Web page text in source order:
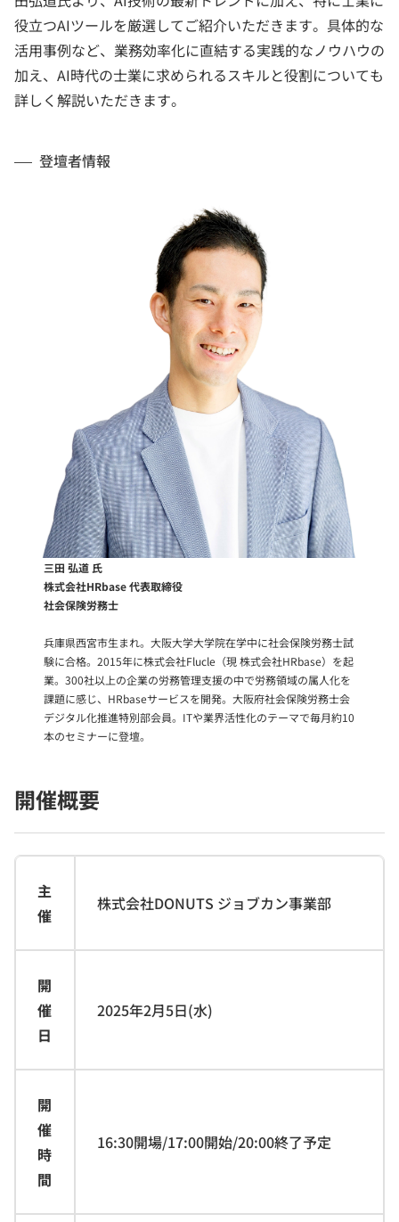
役立つAIツールを厳選してご紹介いただきます。具体的な
活用事例など、業務効率化に直結する実践的なノウハウの
加え、AI時代の士業に求められるスキルと役割についても
詳しく解説いただきます。
登壇者情報
三田 弘道 氏
株式会社HRbase 代表取締役
社会保険労務士
兵庫県西宮市生まれ。大阪大学大学院在学中に社会保険労務士試
験に合格。2015年に株式会社Flucle（現 株式会社HRbase）を起
業。300社以上の企業の労務管理支援の中で労務領域の属人化を
課題に感じ、HRbaseサービスを開発。大阪府社会保険労務士会
デジタル化推進特別部会員。ITや業界活性化のテーマで毎月約10
本のセミナーに登壇。
開催概要
主
催
株式会社DONUTS ジョブカン事業部
開
催
日
2025年2月5日(水)
開
催
時
間
16:30開場/17:00開始/20:00終了予定